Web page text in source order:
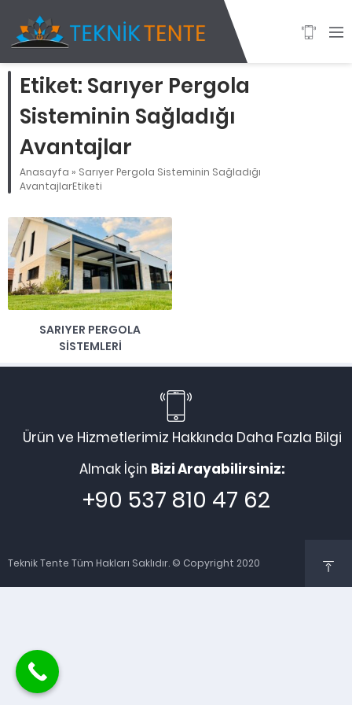
Etiket: Sarıyer Pergola
Sisteminin Sağladığı
Avantajlar
Anasayfa » Sarıyer Pergola Sisteminin Sağladığı
AvantajlarEtiketi
SARIYER PERGOLA
SISTEMLERI
Ürün ve Hizmetlerimiz Hakkında Daha Fazla Bilgi
Almak İçin Bizi Arayabilirsiniz:
+90 537 810 47 62
Teknik Tente Tüm Hakları Saklıdır. © Copyright 2020